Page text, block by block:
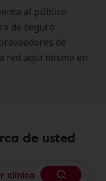
al público
de seguro
de
red aquí mismo en
de usted
clínica